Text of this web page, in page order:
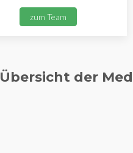
zum Team
Übersicht der